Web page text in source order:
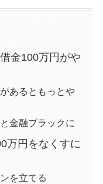
金100万円がや
あるともっとや
金融ブラックに
万円をなくすに
を立てる